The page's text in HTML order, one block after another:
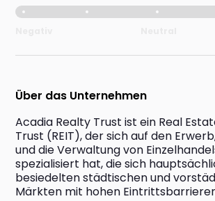
Über das Unternehmen
Acadia Realty Trust ist ein Real
Trust (REIT), der sich auf den
und die Verwaltung von
spezialisiert hat, die sich
besiedelten städtischen und
Märkten mit hohen